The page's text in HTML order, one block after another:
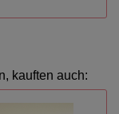
kauften auch: